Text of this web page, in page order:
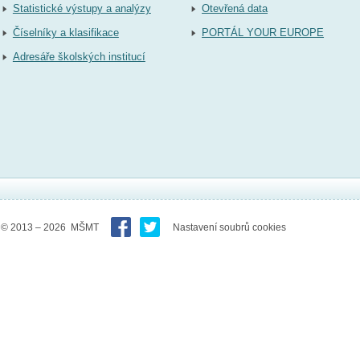
Statistické výstupy a analýzy
Číselníky a klasifikace
Adresáře školských institucí
Otevřená data
PORTÁL YOUR EUROPE
© 2013 – 2026 MŠMT Nastavení soubrů cookies